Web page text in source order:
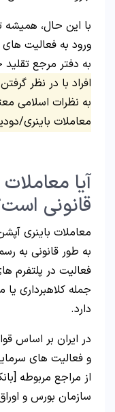
با این حال،
ورود به فعالیت های
به دفتر مرجع
افراد با در نظر
به نظرات اسلامی
معاملات باینری/
آیا
قانونی
معاملات باینری
به طور قانونی به
فعالیت در پلتفرم
جمله کلاهبرداری یا
دارد.
در ایران بر اساس
و فعالیت های
از مراجع مربوطه
سازمان بورس و